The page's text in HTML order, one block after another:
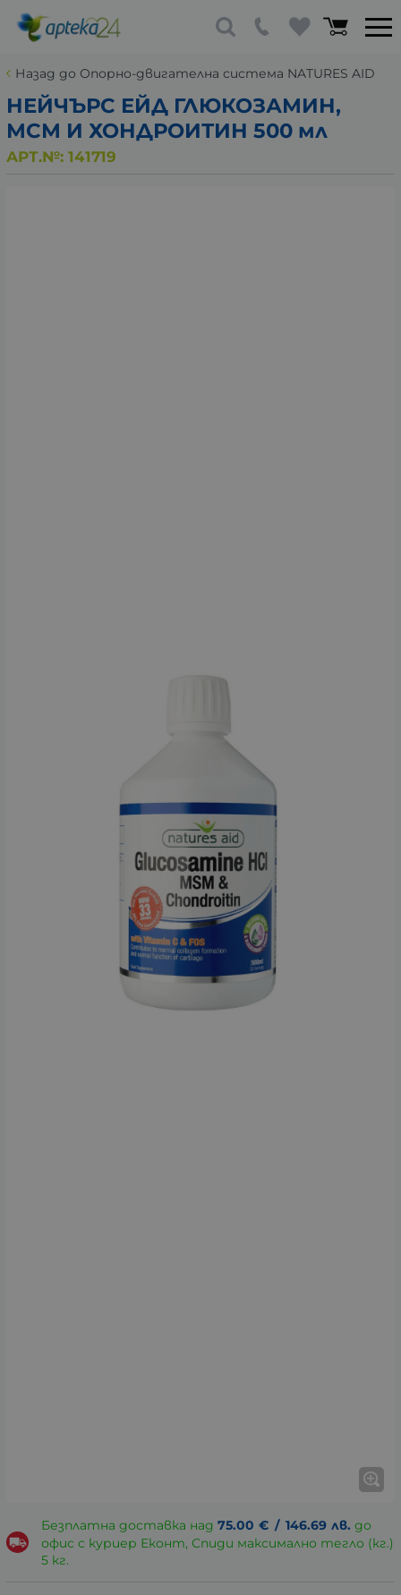
Назад до Опорно-двигателна система NATURES AID
НЕЙЧЪРС ЕЙД ГЛЮКОЗАМИН,
МСМ И ХОНДРОИТИН 500 мл
АРТ.№: 141719
Безплатна доставка над 75.00 € / 146.69 лв. до
офис с куриер Еконт, Спиди максимално тегло (кг.)
5 кг.